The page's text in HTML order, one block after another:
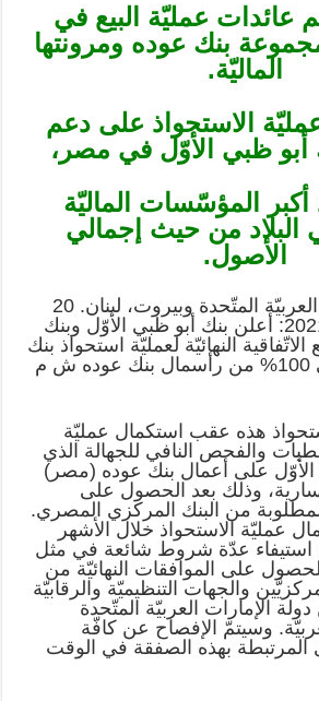
عائدات عمليّة البيع في
بنك عوده ومرونتها
الماليّة.
الاستحواذ على دعم
أبو ظبي الأوّل في مصر،
المؤسّسات الماليّة
البلاد من حيث إجمالي
الأصول.
أبو ظبي، الإمارات العربيّة المتّحدة وبيروت، لبنان. 20
كانون الثاني/يناير 2021: أعلن بنك أبو ظبي الأوّل وبنك
النهائيّة لعمليّة استحواذ بنك
أبو ظبي الأوّل على 100% من رأسمال بنك عوده ش م
هذه عقب استكمال عمليّة
والفحص النافي للجهالة الذي
الأوّل على أعمال بنك عوده (مصر)
وذلك بعد الحصول على
المطلوبة من البنك المركزي المصري.
عمليّة الاستحواذ خلال الأشهر
استيفاء عدّة شروط شائعة في مثل
على الموافقات النهائيّة من
والجهات التنظيميّة والرقابيّة
الإمارات العربيّة المتّحدة
وسيتمّ الإفصاح عن كافّة
المرتبطة بهذه الصفقة في الوقت